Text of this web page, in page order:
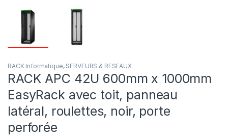
RACK Informatique, SERVEURS & RESEAUX
RACK APC 42U 600mm x 1000mm
EasyRack avec toit, panneau
latéral, roulettes, noir, porte
perforée